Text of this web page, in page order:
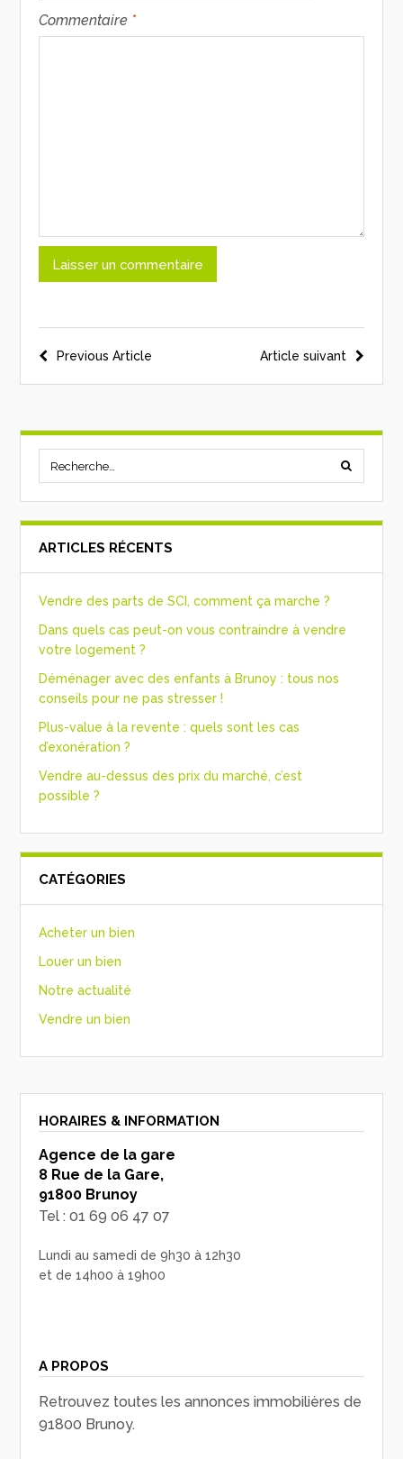
Commentaire *
Article suivant
Previous Article
ARTICLES RÉCENTS
Vendre des parts de SCI, comment ça marche ?
Dans quels cas peut-on vous contraindre à vendre
votre logement ?
Déménager avec des enfants à Brunoy : tous nos
conseils pour ne pas stresser !
Plus-value à la revente : quels sont les cas
d’exonération ?
Vendre au-dessus des prix du marché, c’est
possible ?
CATÉGORIES
Acheter un bien
Louer un bien
Notre actualité
Vendre un bien
HORAIRES & INFORMATION
Agence de la gare
8 Rue de la Gare,
91800 Brunoy
Tel : 01 69 06 47 07
Lundi au samedi de 9h30 à 12h30
et de 14h00 à 19h00
A PROPOS
Retrouvez toutes les annonces immobilières de
91800 Brunoy.